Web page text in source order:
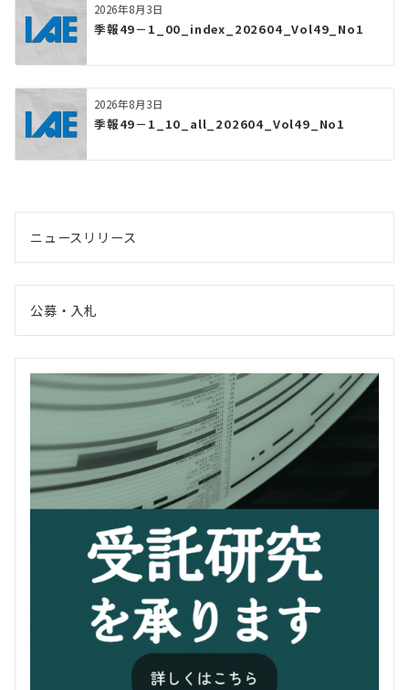
2026年8月3日
季報49－1_00_index_202604_Vol49_No1
2026年8月3日
季報49－1_10_all_202604_Vol49_No1
ニュースリリース
公募・入札